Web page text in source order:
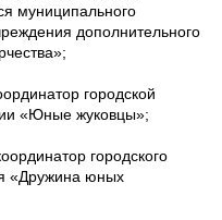
муниципального
дополнительного
городской
«Юные жуковцы»;
городского
«Дружина юных